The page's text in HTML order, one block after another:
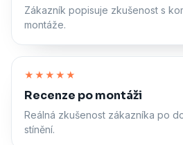
Zákazník popisuje zkušenost s
montáže.
★★★★★
Recenze po montáži
Reálná zkušenost zákazníka po
stínění.